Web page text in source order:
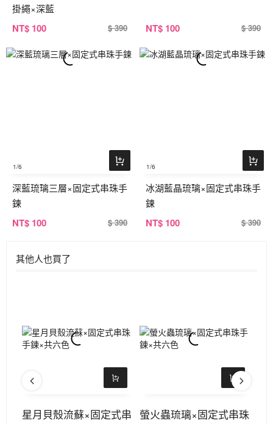
掛繩×深藍
NT$ 100 $ 390 NT$ 100 $ 390
1/6
深藍琉璃三層×固定式串珠手
鍊
NT$ 100 $ 390
1/6
冰湖藍晶琉璃×固定式串珠手
鍊
NT$ 100 $ 390
其他人也買了
星月貝殼流蘇×固定式串 螢火蟲琉璃×固定式串珠